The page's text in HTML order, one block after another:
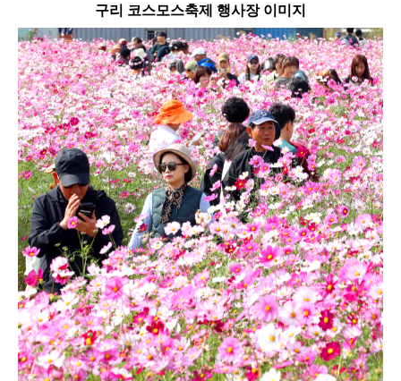
구리 코스모스축제 행사장 이미지